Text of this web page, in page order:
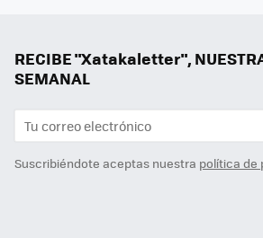
RECIBE "Xatakaletter",
SEMANAL
Suscribiéndote aceptas nuestra política de